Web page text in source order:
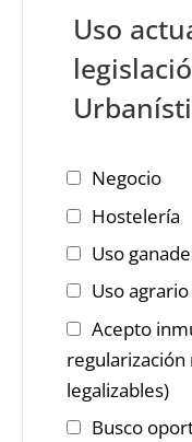
Uso
Negocio
Hostelería
Uso
Uso
Acepto
regularización
legalizables)
Busco